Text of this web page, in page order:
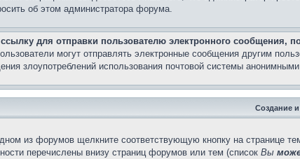
об этом администратора форума.
для отправки пользователю электронного сообщения,
могут отправлять электронные сообщения другим
злоупотреблений использования почтовой системы
Создание
из форумов щелкните соответствующую кнопку на странице
перечислены внизу страниц форумов или тем (список Вы